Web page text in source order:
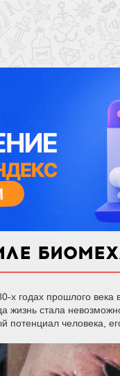
х годах прошлого
жизнь стала
потенциал человека,